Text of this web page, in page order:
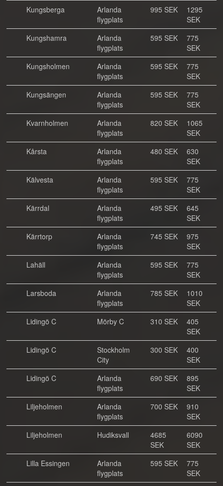
Kungsberga
Arlanda
flygplats
995 SEK
1295
SEK
Kungshamra
Arlanda
flygplats
595 SEK
775
SEK
Kungsholmen
Arlanda
flygplats
595 SEK
775
SEK
Kungsängen
Arlanda
flygplats
595 SEK
775
SEK
Kvarnholmen
Arlanda
flygplats
820 SEK
1065
SEK
Kårsta
Arlanda
flygplats
480 SEK
630
SEK
Kälvesta
Arlanda
flygplats
595 SEK
775
SEK
Kärrdal
Arlanda
flygplats
495 SEK
645
SEK
Kärrtorp
Arlanda
flygplats
745 SEK
975
SEK
Lahäll
Arlanda
flygplats
595 SEK
775
SEK
Larsboda
Arlanda
flygplats
785 SEK
1010
SEK
Lidingö C
Mörby C 310 SEK
405
SEK
Lidingö C
Stockholm
City
300 SEK
400
SEK
Lidingö C
Arlanda
flygplats
690 SEK
895
SEK
Liljeholmen
Arlanda
flygplats
700 SEK
910
SEK
Liljeholmen
Hudiksvall
4685
SEK
6090
SEK
Lilla Essingen
Arlanda
flygplats
595 SEK
775
SEK